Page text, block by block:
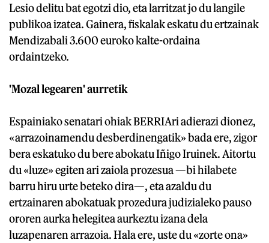
Lesio delitu bat egotzi dio, eta larritzat jo du langile
publikoa izatea. Gainera, fiskalak eskatu du ertzainak
Mendizabali 3.600 euroko kalte-ordaina
ordaintzeko.
'Mozal legearen' aurretik
Espainiako senatari ohiak BERRIAri adierazi dionez,
«arrazoinamendu desberdinengatik» bada ere, zigor
bera eskatuko du bere abokatu Iñigo Iruinek. Aitortu
du «luze» egiten ari zaiola prozesua —bi hilabete
barru hiru urte beteko dira—, eta azaldu du
ertzainaren abokatuak prozedura judizialeko pauso
ororen aurka helegitea aurkeztu izana dela
luzapenaren arrazoia. Hala ere, uste du «zorte ona»